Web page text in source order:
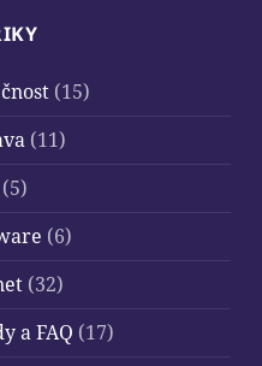
(15)
(11)
(5)
(6)
(32)
a FAQ (17)